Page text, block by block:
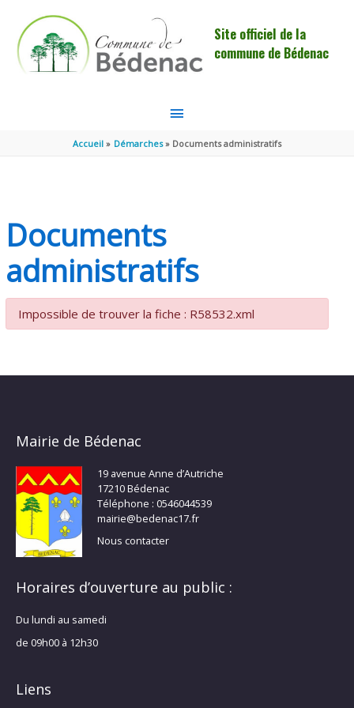
Site officiel de la
commune de Bédenac
MENU
PRINCIPAL
Accueil Démarches Documents administratifs
Documents
administratifs
Impossible de trouver la fiche : R58532.xml
Mairie de Bédenac
19 avenue Anne d’Autriche
17210 Bédenac
Téléphone : 0546044539
mairie@bedenac17.fr
Nous contacter
Horaires d’ouverture au public :
Du lundi au samedi
de 09h00 à 12h30
Liens